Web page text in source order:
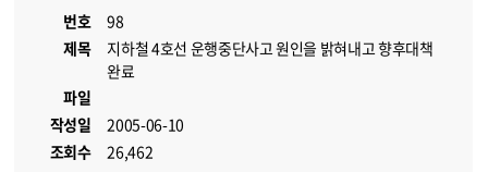
번호
98
제목
지하철 4호선 운행중단사고 원인을 밝혀내고 향후대책
완료
파일
작성일
2005-06-10
조회수
26,462